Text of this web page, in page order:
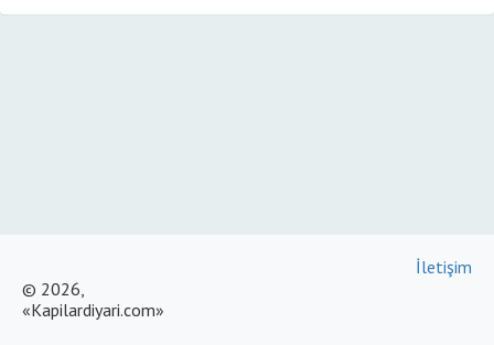
© 2026,
«Kapilardiyari.com»
İletişim